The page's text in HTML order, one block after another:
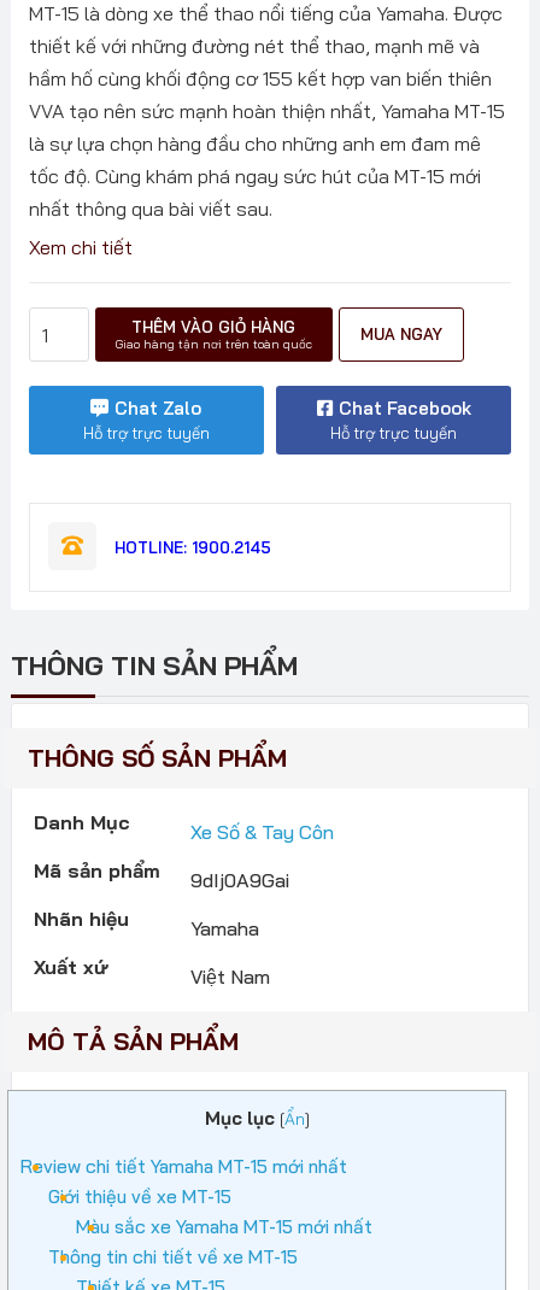
MT-15 là dòng xe thể thao nổi tiếng của Yamaha. Được
thiết kế với những đường nét thể thao, mạnh mẽ và
hầm hố cùng khối động cơ 155 kết hợp van biến thiên
VVA tạo nên sức mạnh hoàn thiện nhất, Yamaha MT-15
là sự lựa chọn hàng đầu cho những anh em đam mê
tốc độ. Cùng khám phá ngay sức hút của MT-15 mới
nhất thông qua bài viết sau.
Xem chi tiết
Yamaha
số
THÊM VÀO GIỎ HÀNG
Giao hàng tận nơi trên toàn quốc
MUA NGAY
Chat Zalo
Hỗ trợ trực tuyến
Chat Facebook
Hỗ trợ trực tuyến
HOTLINE: 1900.2145
THÔNG TIN SẢN PHẨM
THÔNG SỐ SẢN PHẨM
Danh Mục
Xe Số & Tay Côn
Mã sản phẩm
9dIj0A9Gai
Nhãn hiệu
Yamaha
Xuất xứ
Việt Nam
MÔ TẢ SẢN PHẨM
Mục lục [Ẩn]
Review chi tiết Yamaha MT-15 mới nhất
Giới thiệu về xe MT-15
Màu sắc xe Yamaha MT-15 mới nhất
Thông tin chi tiết về xe MT-15